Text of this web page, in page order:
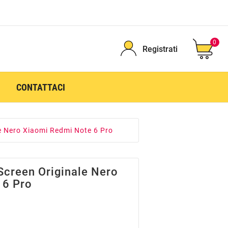
Registrati
0
CONTATTACI
Nero Xiaomi Redmi Note 6 Pro
Originale Nero
Pro